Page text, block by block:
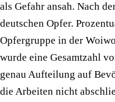
als Gefahr ansah. Nach
deutschen Opfer.
Opfergruppe in der
wurde eine Gesamtzahl
genau Aufteilung auf
die Arbeiten nicht